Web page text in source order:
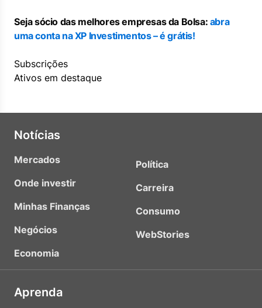
Seja sócio das melhores empresas da Bolsa: abra
uma conta na XP Investimentos – é grátis!
Subscrições
Ativos em destaque
Notícias
Mercados
Onde investir
Minhas Finanças
Negócios
Economia
Política
Carreira
Consumo
WebStories
Aprenda